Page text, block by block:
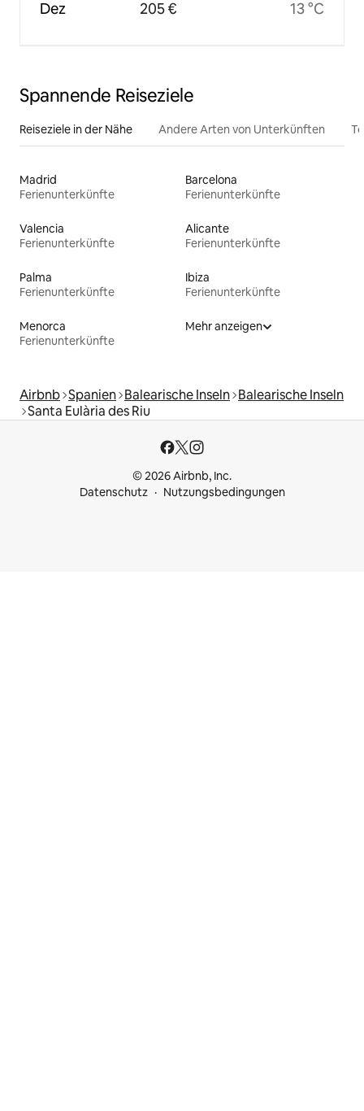
Dez 205 € 13 °C
Spannende Reiseziele
Reiseziele in der Nähe Andere Arten von Unterkünften
Madrid
Ferienunterkünfte
Barcelona
Ferienunterkünfte
Valencia
Ferienunterkünfte
Alicante
Ferienunterkünfte
Palma
Ferienunterkünfte
Ibiza
Ferienunterkünfte
Menorca
Ferienunterkünfte
Mehr anzeigen
Airbnb Spanien Balearische Inseln Balearische Inseln
Santa Eulària des Riu
© 2026 Airbnb, Inc.
Datenschutz
Nutzungsbedingungen